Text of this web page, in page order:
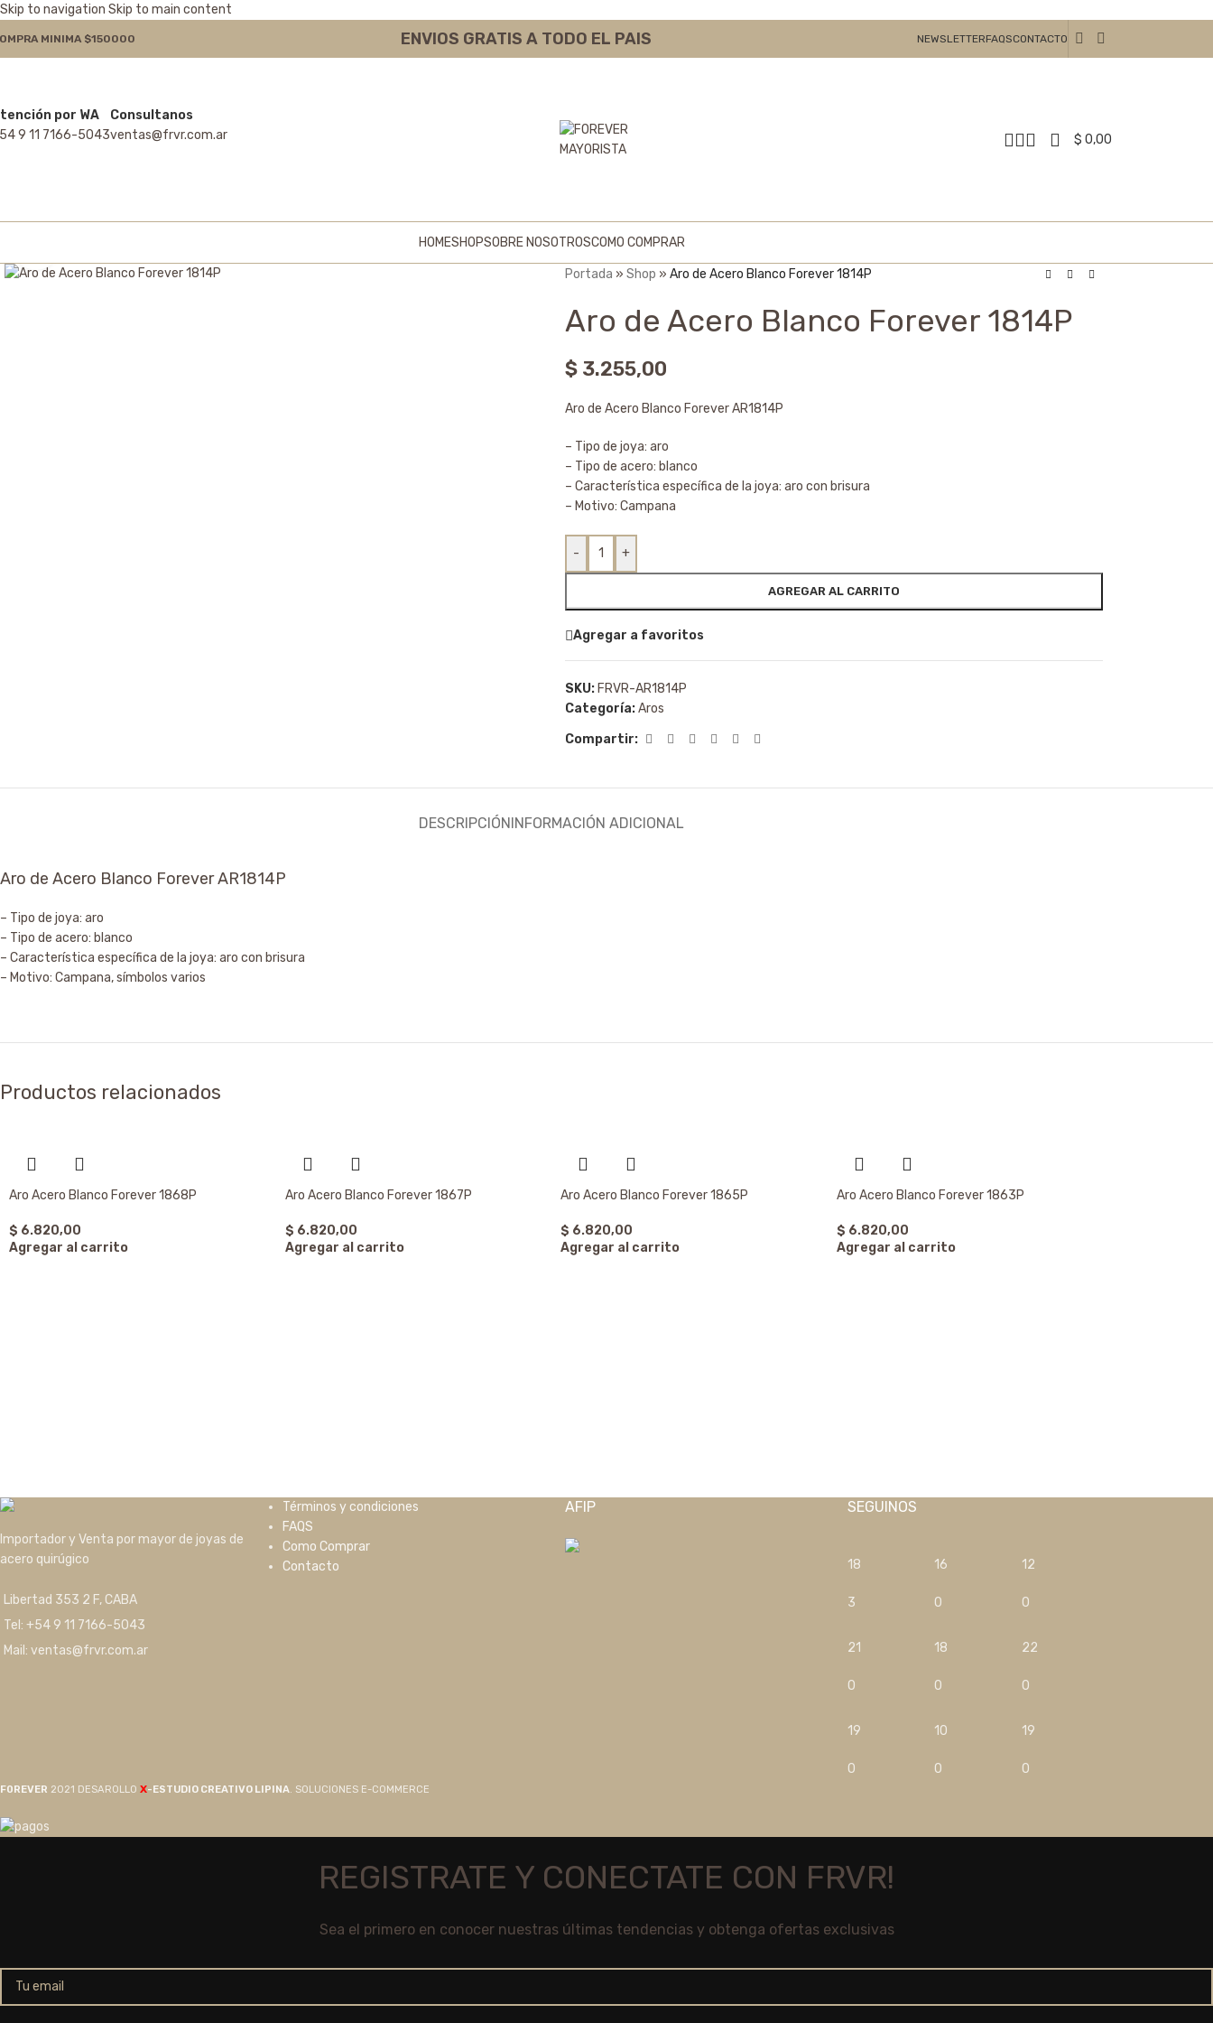
Skip to navigation Skip to main content
MINIMA $150000 ENVIOS GRATIS A TODO EL PAIS NEWSLETTERFAQSCONTACTO
por WA
9 11 7166-5043
Consultanos
ventas@frvr.com.ar
$ 0,00
HOMESHOPSOBRE NOSOTROSCOMO COMPRAR
Portada » Shop » Aro de Acero Blanco Forever 1814P
Aro de Acero Blanco Forever 1814P
$3.255,00
Aro de Acero Blanco Forever AR1814P
– Tipo de joya: aro
– Tipo de acero: blanco
– Característica específica de la joya: aro con brisura
– Motivo: Campana
- +
AGREGAR AL CARRITO
Agregar a favoritos
SKU: FRVR-AR1814P
Categoría:Aros
Compartir:
DESCRIPCIÓNINFORMACIÓN ADICIONAL
Aro de Acero Blanco Forever AR1814P
– Tipo de joya: aro
– Tipo de acero: blanco
– Característica específica de la joya: aro con brisura
– Motivo: Campana, símbolos varios
Productos relacionados
Aro Acero Blanco Forever 1868P
$ 6.820,00
Agregar al carrito
Aro Acero Blanco Forever 1867P
$ 6.820,00
Agregar al carrito
Aro Acero Blanco Forever 1865P
$ 6.820,00
Agregar al carrito
Aro Acero Blanco Forever 1863P
$ 6.820,00
Agregar al carrito
Importador y Venta por mayor de joyas de
acero quirúgico
Libertad 353 2 F, CABA
Tel: +54 9 11 7166-5043
Mail: ventas@frvr.com.ar
Términos y condiciones
FAQS
Como Comprar
Contacto
AFIP SEGUINOS
18
3
16
0
12
0
21
0
18
0
22
0
19
0
10
0
19
0
F0REVER 2021 DESAROLLO X-ESTUDIO CREATIVO LIPINA . SOLUCIONES E-COMMERCE
REGISTRATE Y CONECTATE CON FRVR!
Sea el primero en conocer nuestras últimas tendencias y obtenga ofertas exclusivas